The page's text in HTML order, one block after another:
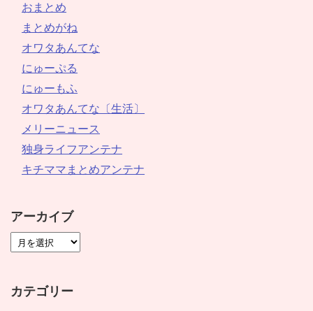
おまとめ
まとめがね
オワタあんてな
にゅーぷる
にゅーもふ
オワタあんてな〔生活〕
メリーニュース
独身ライフアンテナ
キチママまとめアンテナ
アーカイブ
カテゴリー